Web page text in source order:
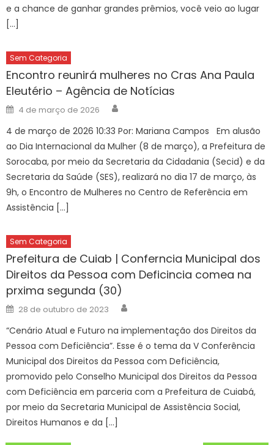
e a chance de ganhar grandes prêmios, você veio ao lugar
[…]
Sem Categoria
Encontro reunirá mulheres no Cras Ana Paula
Eleutério – Agência de Notícias
Posted
on
4 de março de 2026
4 de março de 2026 10:33 Por: Mariana Campos Em alusão
ao Dia Internacional da Mulher (8 de março), a Prefeitura de
Sorocaba, por meio da Secretaria da Cidadania (Secid) e da
Secretaria da Saúde (SES), realizará no dia 17 de março, às
9h, o Encontro de Mulheres no Centro de Referência em
Assistência […]
Sem Categoria
Prefeitura de Cuiab | Conferncia Municipal dos
Direitos da Pessoa com Deficincia comea na
prxima segunda (30)
Posted
on
28 de outubro de 2023
“Cenário Atual e Futuro na implementação dos Direitos da
Pessoa com Deficiência”. Esse é o tema da V Conferência
Municipal dos Direitos da Pessoa com Deficiência,
promovido pelo Conselho Municipal dos Direitos da Pessoa
com Deficiência em parceria com a Prefeitura de Cuiabá,
por meio da Secretaria Municipal de Assistência Social,
Direitos Humanos e da […]